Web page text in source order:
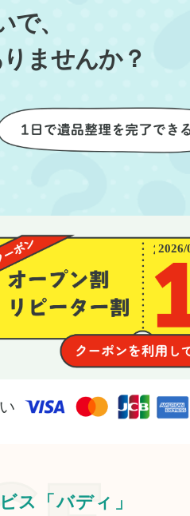
のままだったので、追加
気にする必要もなく安心
した。引っ越し後の片付
像以上に早く終わり、新
きました。
、
ませんか？
2026/
ス「バディ」